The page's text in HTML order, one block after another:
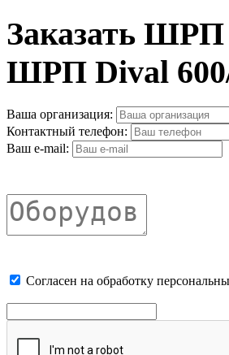
Заказать
ШРП Dival
Ваша организация:
Контактный телефон:
Ваш e-mail:
Cогласен на обработку